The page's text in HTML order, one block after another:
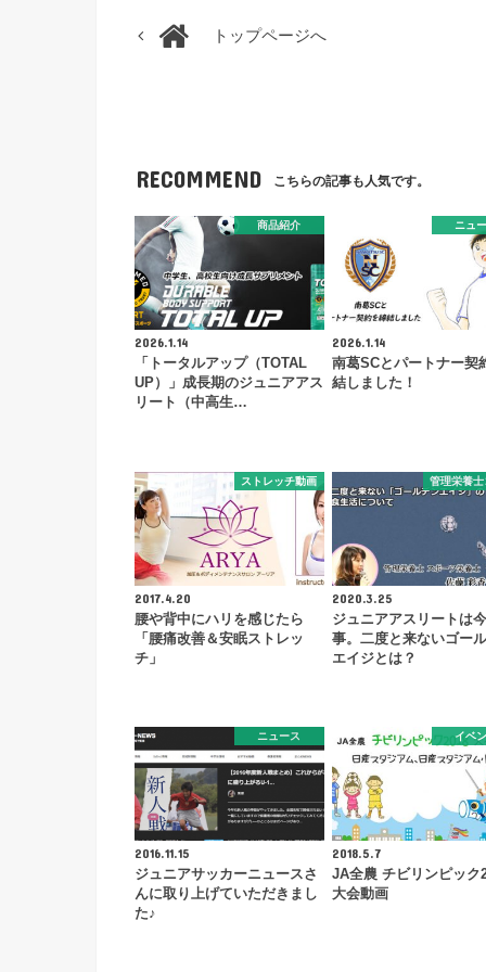
トップページへ
RECOMMEND こちらの記事も人気です。
商品紹介
2026.1.14
「トータルアップ（TOTAL
UP）」成長期のジュニアアス
リート（中高生…
ニュ
2026.1.14
南葛SCとパートナー契
結しました！
ストレッチ動画
2017.4.20
腰や背中にハリを感じたら
「腰痛改善＆安眠ストレッ
チ」
管理栄養士
2020.3.25
ジュニアアスリートは
事。二度と来ないゴー
エイジとは？
ニュース
2016.11.15
ジュニアサッカーニュースさ
んに取り上げていただきまし
た♪
イベ
2018.5.7
JA全農 チビリンピック
大会動画